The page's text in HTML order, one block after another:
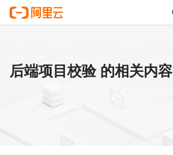
后端项目校验 的相关内容